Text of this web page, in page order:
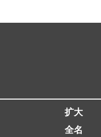
扩大
全名